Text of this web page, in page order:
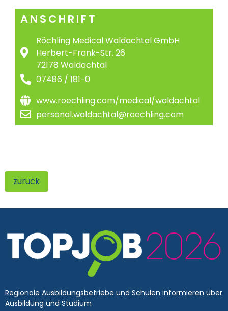
ANSCHRIFT
Röchling Medical Waldachtal GmbH
Herbert-Frank-Str. 26
72178 Waldachtal
07486 / 181-0
www.roechling.com/medical/waldachtal
personal.waldachtal@roechling.com
zurück
Regionale Ausbildungsbetriebe und Schulen informieren über
Ausbildung und Studium